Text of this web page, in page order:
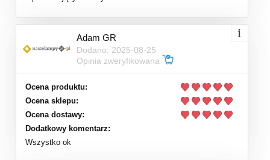
Adam GR
Dodano: 2025-08-25
Opinia zweryfikowana
Ocena produktu:
Ocena sklepu:
Ocena dostawy:
Dodatkowy komentarz:
Wszystko ok